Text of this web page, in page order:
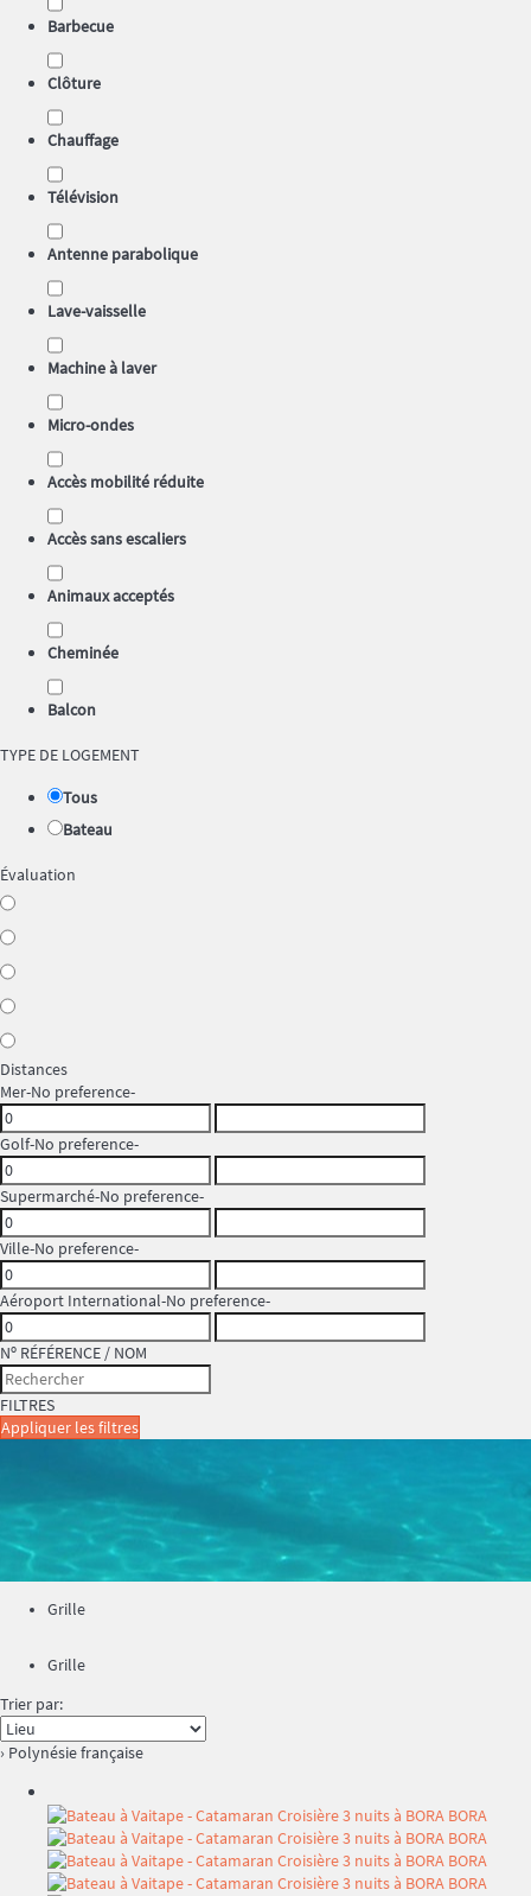
Barbecue
Clôture
Chauffage
Télévision
Antenne parabolique
Lave-vaisselle
Machine à laver
Micro-ondes
Accès mobilité réduite
Accès sans escaliers
Animaux acceptés
Cheminée
Balcon
TYPE DE LOGEMENT
Tous
Bateau
Évaluation
Distances
Mer-No preference-
Golf-No preference-
Supermarché-No preference-
Ville-No preference-
Aéroport International-No preference-
Nº RÉFÉRENCE / NOM
FILTRES
Appliquer les filtres
Grille
Grille
Trier par:
› Polynésie française